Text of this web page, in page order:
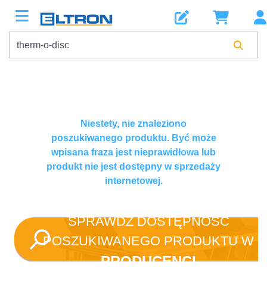
Niestety, nie znaleziono
poszukiwanego produktu. Być może
wpisana fraza jest nieprawidłowa lub
produkt nie jest dostępny w sprzedaży
internetowej.
SPRAWDŹ DOSTĘPNOŚĆ
POSZUKIWANEGO PRODUKTU W
PRODUCENCI